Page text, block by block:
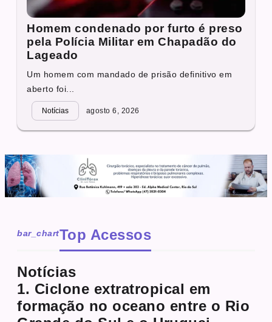
Homem condenado por furto é preso
pela Polícia Militar em Chapadão do
Lageado
Um homem com mandado de prisão definitivo em
aberto foi...
Notícias agosto 6, 2026
bar_chartTop Acessos
Notícias
1. Ciclone extratropical em
formação no oceano entre o Rio